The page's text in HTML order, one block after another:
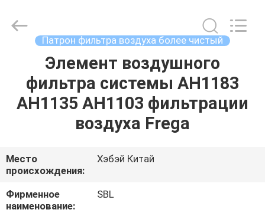
ПРОДУКТЫ
О
НАС
Rights
Патрон фильтра воздуха более чистый
Элемент воздушного
фильтра системы AH1183
AH1135 AH1103 фильтрации
воздуха Frega
Место
происхождения:
Хэбэй Китай
Фирменное
наименование:
SBL